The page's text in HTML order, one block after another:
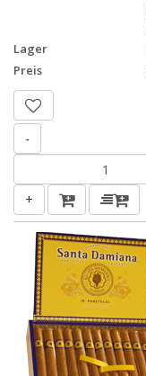
Lager
Preis
-
+